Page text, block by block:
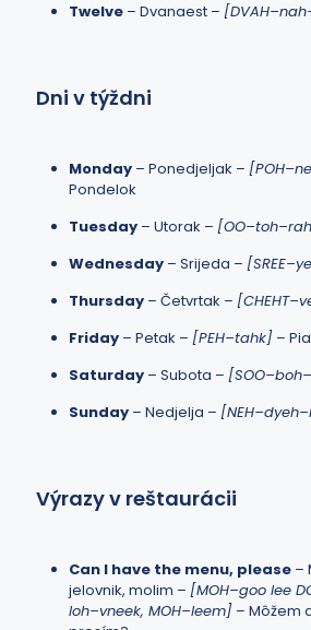
Twelve – Dvanaest –
Dni v týždni
Monday – Ponedjeljak –
Pondelok
Tuesday – Utorak –
Wednesday – Srijeda –
Thursday – Četvrtak –
Friday – Petak – [PEH–tahk] –
Saturday – Subota –
Sunday – Nedjelja –
Výrazy v reštaurácii
Can I have the menu, please –
jelovnik, molim – [MOH–goo lee
loh–vneek, MOH–leem] – Môžem